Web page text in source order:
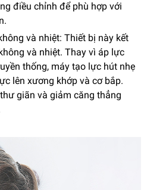
điều chỉnh để phù hợp với
và nhiệt: Thiết bị này kết
và nhiệt. Thay vì áp lực
thống, máy tạo lực hút nhẹ
lên xương khớp và cơ bắp.
giãn và giảm căng thẳng